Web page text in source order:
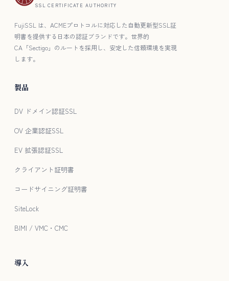
SSL CERTIFICATE AUTHORITY
FujiSSL は、ACMEプロトコルに対応した自動更新型SSL証
明書を提供する日本の認証ブランドです。世界的
CA「Sectigo」のルートを採用し、安定した信頼環境を実現
します。
製品
DV ドメイン認証SSL
OV 企業認証SSL
EV 拡張認証SSL
クライアント証明書
コードサイニング証明書
SiteLock
BIMI / VMC・CMC
導入